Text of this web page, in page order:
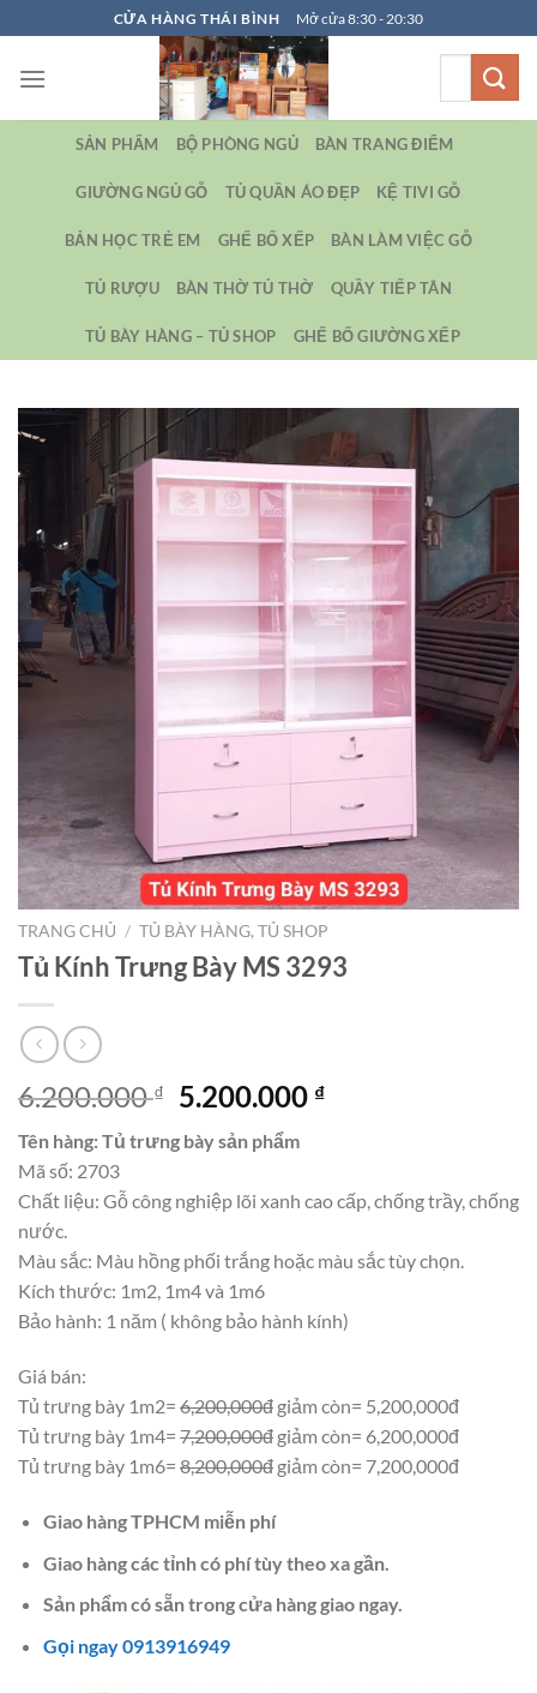
qua
nội
CỬA HÀNG THÁI BÌNH Mở cửa 8:30 - 20:30
SẢN PHẨM BỘ PHÒNG NGỦ BÀN TRANG ĐIỂM
GIƯỜNG NGỦ GỖ TỦ QUẦN ÁO ĐẸP KỆ TIVI GỖ
BẢN HỌC TRẺ EM GHẾ BỐ XẾP BÀN LÀM VIỆC GỖ
TỦ RƯỢU BÀN THỜ TỦ THỜ QUẦY TIẾP TÂN
TỦ BÀY HÀNG – TỦ SHOP GHẾ BỐ GIƯỜNG XẾP
TRANG CHỦ / TỦ BÀY HÀNG, TỦ SHOP
Tủ Kính Trưng Bày MS 3293
6.200.000₫
Giá
là:
5.200.000 ₫Giá
5.200.000 ₫.
Tên hàng: Tủ trưng bày sản phẩm
Mã số: 2703
Chất liệu: Gỗ công nghiệp lõi xanh cao cấp, chống trầy, chống
nước.
Màu sắc: Màu hồng phối trắng hoặc màu sắc tùy chọn.
Kích thước: 1m2, 1m4 và 1m6
Bảo hành: 1 năm ( không bảo hành kính)
Giá bán:
Tủ trưng bày 1m2= 6,200,000đ giảm còn= 5,200,000đ
Tủ trưng bày 1m4= 7,200,000đ giảm còn= 6,200,000đ
Tủ trưng bày 1m6= 8,200,000đ giảm còn= 7,200,000đ
Giao hàng TPHCM miễn phí
Giao hàng các tỉnh có phí tùy theo xa gần.
Sản phẩm có sẵn trong cửa hàng giao ngay.
Gọi ngay 0913916949